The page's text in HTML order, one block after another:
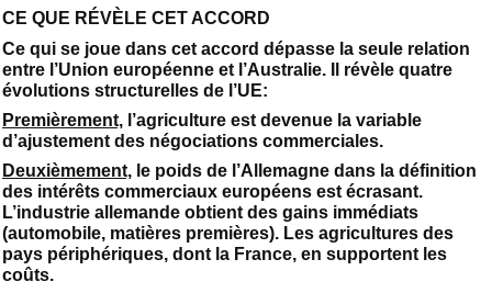
CE QUE RÉVÈLE CET ACCORD
Ce qui se joue dans cet accord dépasse la seule relation
entre l’Union européenne et l’Australie. Il révèle quatre
évolutions structurelles de l’UE:
Premièrement, l’agriculture est devenue la variable
d’ajustement des négociations commerciales.
Deuxièmement, le poids de l’Allemagne dans la définition
des intérêts commerciaux européens est écrasant.
L’industrie allemande obtient des gains immédiats
(automobile, matières premières). Les agricultures des
pays périphériques, dont la France, en supportent les
coûts.